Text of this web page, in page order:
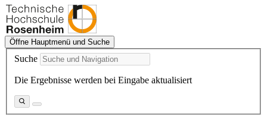
Öffne Hauptmenü und Suche
Suche
Die Ergebnisse werden bei Eingabe aktualisiert